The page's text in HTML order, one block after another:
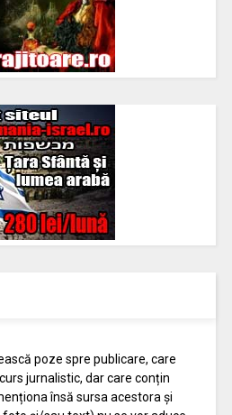
poze spre publicare, care
jurnalistic, dar care conțin
însă sursa acestora și